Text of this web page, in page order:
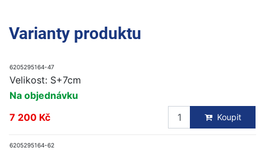
Varianty produktu
6205295164-47
Velikost: S+7cm
Na objednávku
7 200 Kč
Koupit
6205295164-62